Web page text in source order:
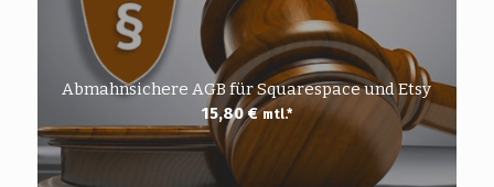
Abmahnsichere AGB für Squarespace und Etsy
15,80€ mtl.*